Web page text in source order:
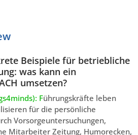
Beispiele für betriebliche
was kann ein
umsetzen?
Führungskräfte leben
für die persönliche
Vorsorgeuntersuchungen,
Mitarbeiter Zeitung, Humorecken,